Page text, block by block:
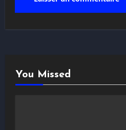
You Missed